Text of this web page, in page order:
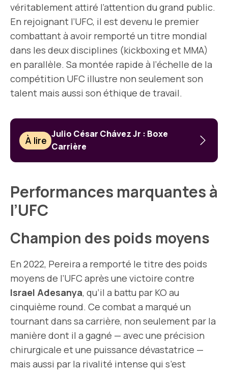
véritablement attiré l’attention du grand public.
En rejoignant l’UFC, il est devenu le premier
combattant à avoir remporté un titre mondial
dans les deux disciplines (kickboxing et MMA)
en parallèle. Sa montée rapide à l’échelle de la
compétition UFC illustre non seulement son
talent mais aussi son éthique de travail.
À lire
Julio César Chávez Jr : Boxe
Carrière
Performances marquantes à
l’UFC
Champion des poids moyens
En 2022, Pereira a remporté le titre des poids
moyens de l’UFC après une victoire contre
Israel Adesanya, qu’il a battu par KO au
cinquième round. Ce combat a marqué un
tournant dans sa carrière, non seulement par la
manière dont il a gagné — avec une précision
chirurgicale et une puissance dévastatrice —
mais aussi par la rivalité intense qui s’est